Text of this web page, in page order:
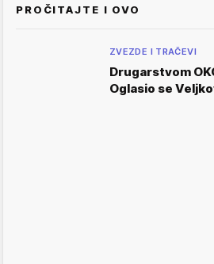
PROČITAJTE I OVO
ZVEZDE I TRAČEVI
Drugarstvom
Oglasio se